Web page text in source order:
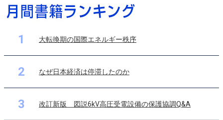
1 大転換期の国際エネルギー秩序
2 なぜ日本経済は停滞したのか
3 改訂新版 図説6kV高圧受電設備の保護協調Q&A